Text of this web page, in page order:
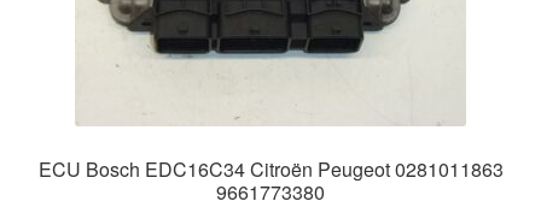
ECU Bosch EDC16C34 Citroën Peugeot 0281011863
9661773380